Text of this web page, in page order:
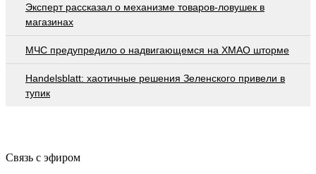
Эксперт рассказал о механизме товаров-ловушек в
магазинах
МЧС предупредило о надвигающемся на ХМАО шторме
Handelsblatt: хаотичные решения Зеленского привели в
тупик
Связь с эфиром